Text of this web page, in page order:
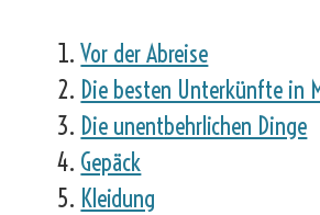
Vor der Abreise
Die besten Unterkünfte in
Die unentbehrlichen Dinge
Gepäck
Kleidung